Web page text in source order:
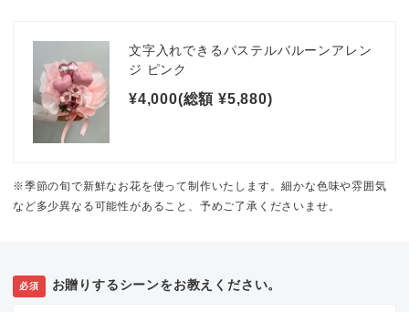
文字入れできるパステルバルーンアレン
ジ ピンク
¥4,000(総額 ¥5,880)
※季節の旬で新鮮なお花を使って制作いたします。細かな色味や雰囲気
など多少異なる可能性があること、予めご了承くださいませ。
必須 お贈りするシーンをお教えください。